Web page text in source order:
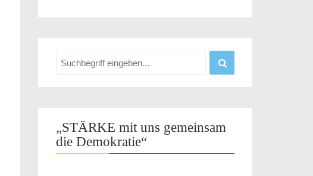
„STÄRKE mit uns gemeinsam
die Demokratie“